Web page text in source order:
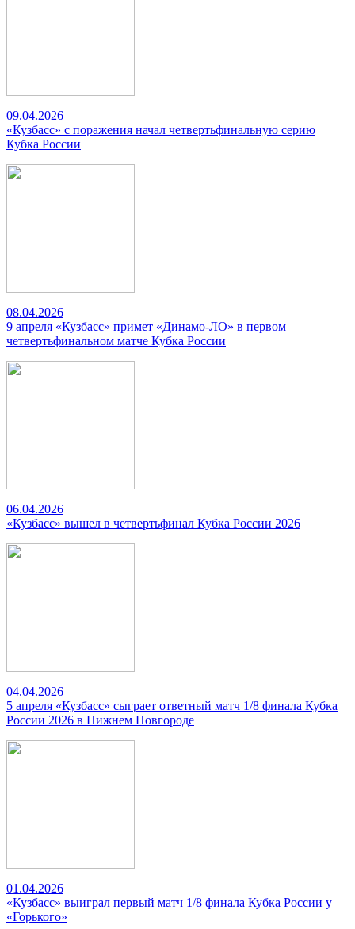
09.04.2026
«Кузбасс» с поражения начал четвертьфинальную серию
Кубка России
08.04.2026
9 апреля «Кузбасс» примет «Динамо-ЛО» в первом
четвертьфинальном матче Кубка России
06.04.2026
«Кузбасс» вышел в четвертьфинал Кубка России 2026
04.04.2026
5 апреля «Кузбасс» сыграет ответный матч 1/8 финала Кубка
России 2026 в Нижнем Новгороде
01.04.2026
«Кузбасс» выиграл первый матч 1/8 финала Кубка России у
«Горького»